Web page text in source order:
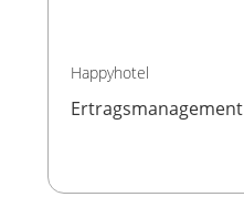
Happyhotel
Ertragsmanagement